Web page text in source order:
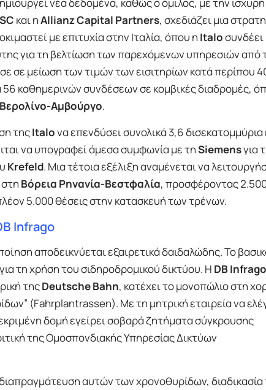
και ηAllianz Capital Partners, σχεδιάζει μια
με επιτυχία στην Ιταλία, όπου η Italoσυνδέει
για τη βελτίωση των παρεχόμενων υπηρεσιών από
μείωση των τιμών των εισιτηρίων κατά περίπου
56 καθημερινών συνδέσεων σε κομβικές διαδρομές,
Αμβούργο.
τηςItaloνα επενδύσει συνολικά 3,6
να υπογραφεί άμεσα συμφωνία με τηSiemensγια
Krefeld. Μια τέτοια εξέλιξη αναμένεται να
Βόρεια Ρηνανία-Βεστφαλία, προσφέροντας
5.000 θέσεις στην κατασκευή των τρένων.
Infrago
αποδεικνύεται εξαιρετικά δαιδαλώδης. Το
τη χρήση του σιδηροδρομικού δικτύου. Η DB Infrago
τηςDeutsche Bahn, κατέχει το μονοπώλιο στη
(Fahrplantrassen). Με τη μητρική εταιρεία να
δομή εγείρει σοβαρά ζητήματα σύγκρουσης
της Ομοσπονδιακής Υπηρεσίας Δικτύων
αυτών των χρονοθυρίδων,